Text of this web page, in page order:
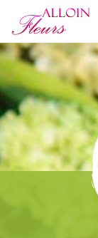
contenu
principal